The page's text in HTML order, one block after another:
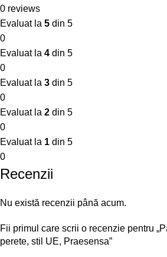
0 reviews
Evaluat la 5 din 5
0
Evaluat la 4 din 5
0
Evaluat la 3 din 5
0
Evaluat la 2 din 5
0
Evaluat la 1 din 5
0
Recenzii
Nu există recenzii până acum.
Fii primul care scrii o recenzie pentru
perete, stil UE, Praesensa”